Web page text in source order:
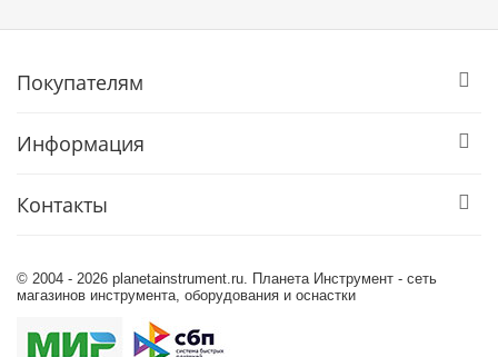
Покупателям
Информация
Контакты
© 2004 - 2026 planetainstrument.ru. Планета Инструмент - сеть
магазинов инструмента, оборудования и оснастки